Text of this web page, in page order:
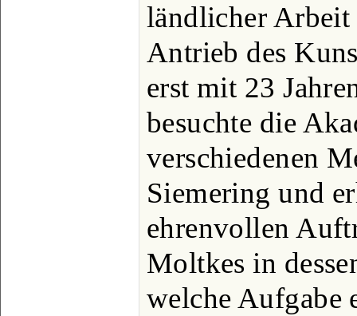
ländlicher Arbeit
Antrieb des
erst mit 23
besuchte die
verschiedenen
Siemering und
ehrenvollen
Moltkes in
welche Aufgabe